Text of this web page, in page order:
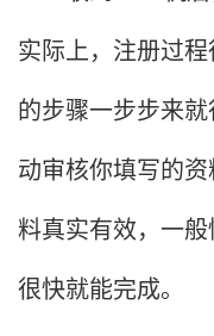
实际上，注册过
的步骤一步步来
动审核你填写的
料真实有效，一般
很快就能完成。